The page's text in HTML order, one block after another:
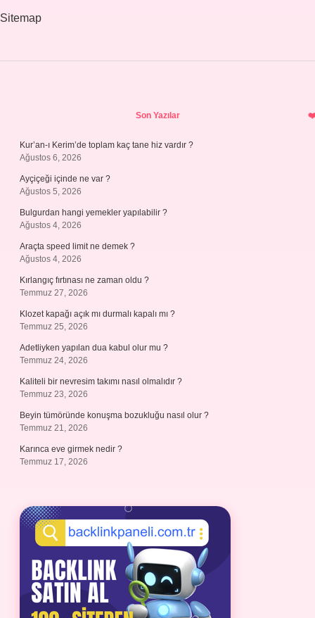
Sitemap
Son Yazılar
Kur’an-ı Kerim’de toplam kaç tane hiz vardır ?
Ağustos 6, 2026
Ayçiçeği içinde ne var ?
Ağustos 5, 2026
Bulgurdan hangi yemekler yapılabilir ?
Ağustos 4, 2026
Araçta speed limit ne demek ?
Ağustos 4, 2026
Kırlangıç fırtınası ne zaman oldu ?
Temmuz 27, 2026
Klozet kapağı açık mı durmalı kapalı mı ?
Temmuz 25, 2026
Adetliyken yapılan dua kabul olur mu ?
Temmuz 24, 2026
Kaliteli bir nevresim takımı nasıl olmalıdır ?
Temmuz 23, 2026
Beyin tümöründe konuşma bozukluğu nasıl olur ?
Temmuz 21, 2026
Karınca eve girmek nedir ?
Temmuz 17, 2026